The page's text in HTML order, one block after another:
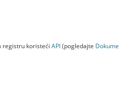
registru koristeći API(pogledajte